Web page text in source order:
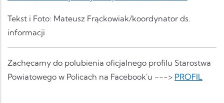
Tekst i Foto: Mateusz Frąckowiak/koordynator ds.
informacji
Zachęcamy do polubienia oficjalnego profilu Starostwa
Powiatowego w Policach na Facebook'u ---> PROFIL